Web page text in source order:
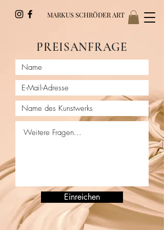
MARKUS SCHRÖDER ART
PREISANFRAGE
Einreichen